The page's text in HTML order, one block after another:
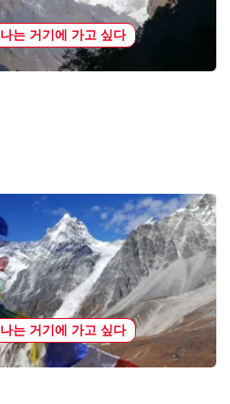
나는 거기에 가고 싶다
나는 거기에 가고 싶다